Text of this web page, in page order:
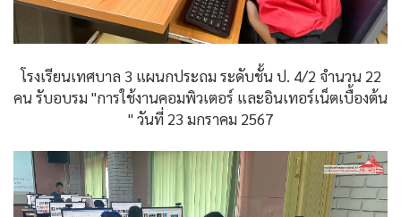
โรงเรียนเทศบาล 3 แผนกประถม ระดับชั้น ป. 4/2 จำนวน 22
คน รับอบรม "การใช้งานคอมพิวเตอร์ และอินเทอร์เน็ตเบื้องต้น
" วันที่ 23 มกราคม 2567